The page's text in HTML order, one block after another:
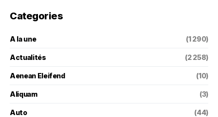
Categories
A la une (1 290)
Actualités (2 258)
Aenean Eleifend (10)
Aliquam (3)
Auto (44)